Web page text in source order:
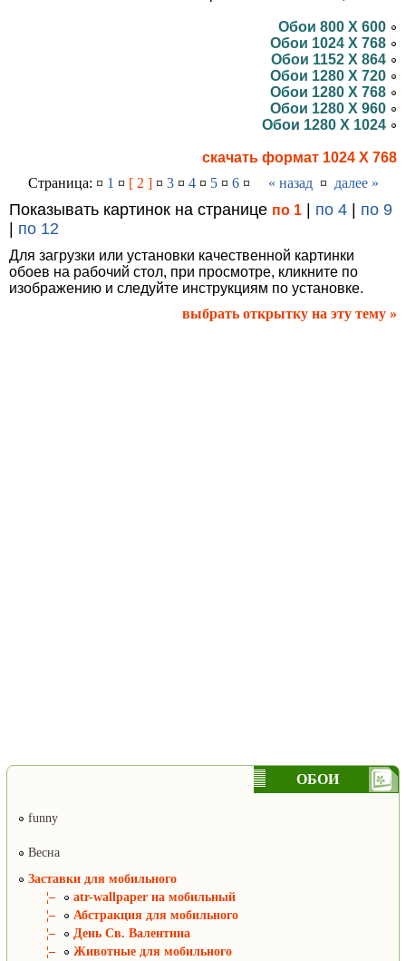
Обои 800 X 600
Обои 1024 X 768
Обои 1152 X 864
Обои 1280 X 720
Обои 1280 X 768
Обои 1280 X 960
Обои 1280 X 1024
скачать формат 1024 X 768
Страница: ¤ 1 ¤ [ 2 ]¤ 3¤ 4¤ 5¤ 6¤ « назад¤ далее »
Показывать картинок на странице по 1 | по 4 | по 9
| по 12
Для загрузки или установки качественной картинки
обоев на рабочий стол, при просмотре, кликните по
изображению и следуйте инструкциям по установке.
выбрать открытку на эту тему »
ОБОИ
funny
Весна
Заставки для мобильного
¦–
atr-wallpaper на мобильный
¦–
Абстракция для мобильного
¦–
День Св. Валентина
¦–
Животные для мобильного